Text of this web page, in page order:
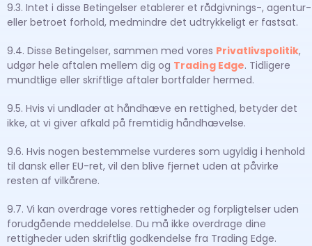
9.3. Intet i disse Betingelser etablerer et rådgivnings-, agentur-
eller betroet forhold, medmindre det udtrykkeligt er fastsat.
9.4. Disse Betingelser, sammen med vores Privatlivspolitik,
udgør hele aftalen mellem dig og Trading Edge. Tidligere
mundtlige eller skriftlige aftaler bortfalder hermed.
9.5. Hvis vi undlader at håndhæve en rettighed, betyder det
ikke, at vi giver afkald på fremtidig håndhævelse.
9.6. Hvis nogen bestemmelse vurderes som ugyldig i henhold
til dansk eller EU-ret, vil den blive fjernet uden at påvirke
resten af vilkårene.
9.7. Vi kan overdrage vores rettigheder og forpligtelser uden
forudgående meddelelse. Du må ikke overdrage dine
rettigheder uden skriftlig godkendelse fra Trading Edge.